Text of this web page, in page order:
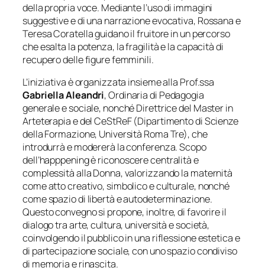
della propria voce. Mediante l’uso di immagini
suggestive e di una narrazione evocativa, Rossana e
Teresa Coratella guidano il fruitore in un percorso
che esalta la potenza, la fragilità e la capacità di
recupero delle figure femminili.
L’iniziativa è organizzata insieme alla Prof.ssa
Gabriella Aleandri, Ordinaria di Pedagogia
generale e sociale, nonché Direttrice del Master in
Arteterapia e del CeStReF (Dipartimento di Scienze
della Formazione, Università Roma Tre), che
introdurrà e modererà la conferenza. Scopo
dell’happpeningè riconoscere centralità e
complessità alla Donna, valorizzando la maternità
come atto creativo, simbolico e culturale, nonché
come spazio di libertà e autodeterminazione.
Questo convegno si propone, inoltre, di favorire il
dialogo tra arte, cultura, università e società,
coinvolgendo il pubblico in una riflessione estetica e
di partecipazione sociale, con uno spazio condiviso
di memoria e rinascita.